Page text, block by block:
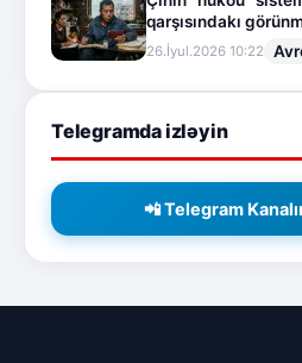
qarşısındakı
26.İyul.2026 10:22
Telegramda izləyin
📲 Telegram